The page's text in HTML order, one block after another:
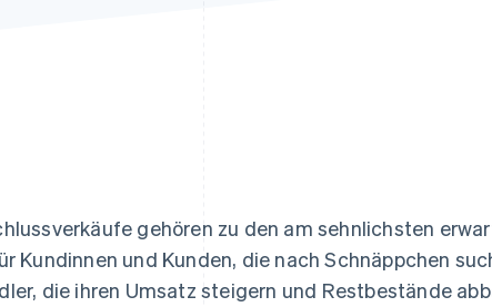
gehören zu den am sehnlichsten
Kundinnen und Kunden, die nach Schnäppchen
die ihren Umsatz steigern und Restbestände